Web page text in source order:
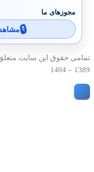
مجوزهای ما
تمامی حقوق این سایت
1389 – 1404